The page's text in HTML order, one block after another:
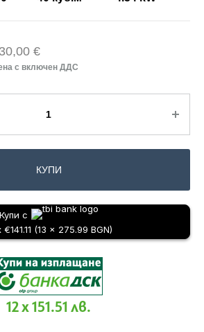
€
КУПИ
Купи с
€141.11 (13 x 275.99 BGN)
12 x 151.51 лв.